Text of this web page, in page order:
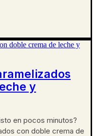
y
en pocos minutos?
con doble crema de